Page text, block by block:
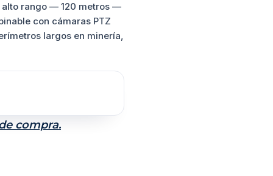
alto rango — 120 metros —
con cámaras PTZ
largos en minería,
compra.